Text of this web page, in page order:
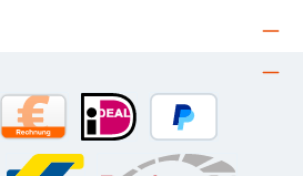
PayPal
Kauf auf Rechnung (10 Tage Netto)
per Überweisung